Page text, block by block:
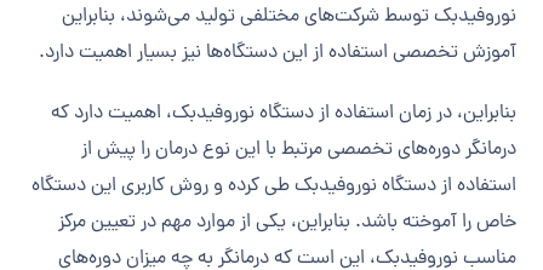
نوروفیدبک توسط شرکت‌های مختلفی تولید می‌شوند، بنابراین
آموزش تخصصی استفاده از این دستگاه‌ها نیز بسیار اهمیت دارد.
بنابراین، در زمان استفاده از دستگاه نوروفیدبک، اهمیت دارد که
درمانگر دوره‌های تخصصی مرتبط با این نوع درمان را پیش از
استفاده از دستگاه نوروفیدبک طی کرده و روش کاربری این دستگاه
خاص را آموخته باشد. بنابراین، یکی از موارد مهم در تعیین مرکز
مناسب نوروفیدبک، این است که درمانگر به چه میزان دوره‌های